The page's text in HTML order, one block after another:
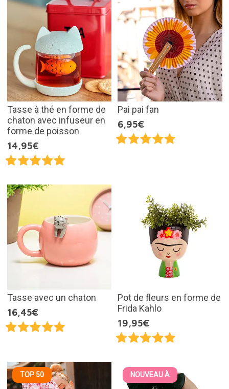
Tasse à thé en forme de
chaton avec infuseur en
forme de poisson
14,95€
Pai pai fan
6,95€
Tasse avec un chaton
16,45€
Pot de fleurs en forme de
Frida Kahlo
19,95€
TOP 50 NOUVEAU À